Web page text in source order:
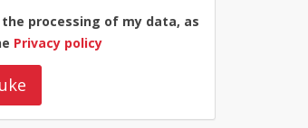
processing of my data, as
Privacy policy